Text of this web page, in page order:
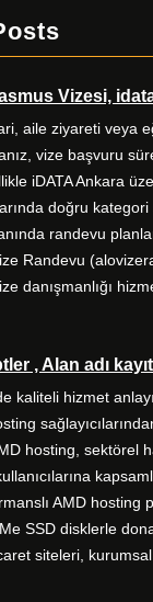
Vizesi,
aile ziyareti veya
vize başvuru
iDATA Ankara
doğru
randevu
Randevu
danışmanlığı
, Alan adı
kaliteli hizmet
hosting, sektörel
AMD hosting
SSD disklerle
siteleri,